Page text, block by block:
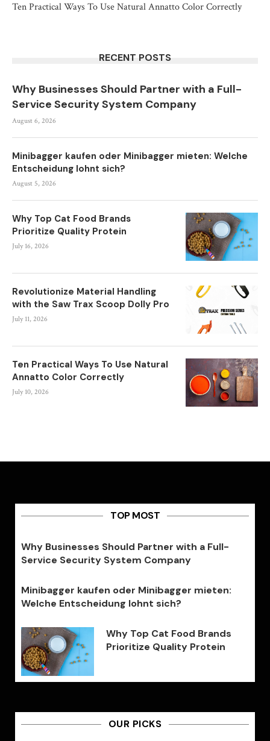
Ten Practical Ways To Use Natural Annatto Color Correctly
RECENT POSTS
Why Businesses Should Partner with a Full-
Service Security System Company
August 6, 2026
Minibagger kaufen oder Minibagger mieten: Welche
Entscheidung lohnt sich?
August 5, 2026
Why Top Cat Food Brands
Prioritize Quality Protein
July 16, 2026
Revolutionize Material Handling
with the Saw Trax Scoop Dolly Pro
July 11, 2026
Ten Practical Ways To Use Natural
Annatto Color Correctly
July 10, 2026
TOP MOST
Why Businesses Should Partner with a Full-
Service Security System Company
Minibagger kaufen oder Minibagger mieten:
Welche Entscheidung lohnt sich?
Why Top Cat Food Brands
Prioritize Quality Protein
OUR PICKS